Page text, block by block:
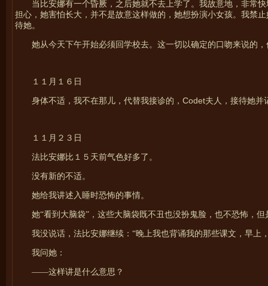
当比安娜有一个昏厥，之后她就不去上学了。我故意地，非常
担心，她害怕长大，并不是故意这样做的，她想扮演小女孩。我禁
待她。
她从今天下午开始必须回学校去。这一切以确定的口吻来说的
１１月１６日
身体不适，我不在那儿，代替我接诊的， Codet夫人，接待她并
１１月２３日
法比安娜比１５天前气色好多了。
没有新的不适。
她给我讲述入睡时恐怖的事情。
她“看到大脑袋”，这些大脑袋既不丑也没扮鬼脸，也不恐怖，
我没说话，法比安娜继续：“晚上我也背诵我的那些课文，早上
我问她：
——这样讲是什么意思？